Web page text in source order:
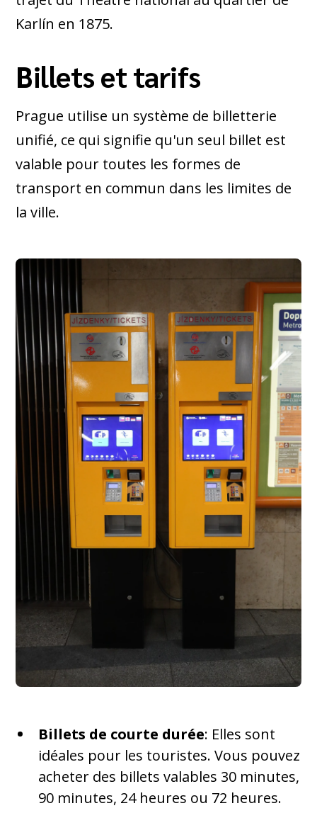
Karlín en 1875.
Billets et tarifs
Prague utilise un système de billetterie
unifié, ce qui signifie qu'un seul billet est
valable pour toutes les formes de
transport en commun dans les limites de
la ville.
Billets de courte durée: Elles sont
idéales pour les touristes. Vous pouvez
acheter des billets valables 30 minutes,
90 minutes, 24 heures ou 72 heures.